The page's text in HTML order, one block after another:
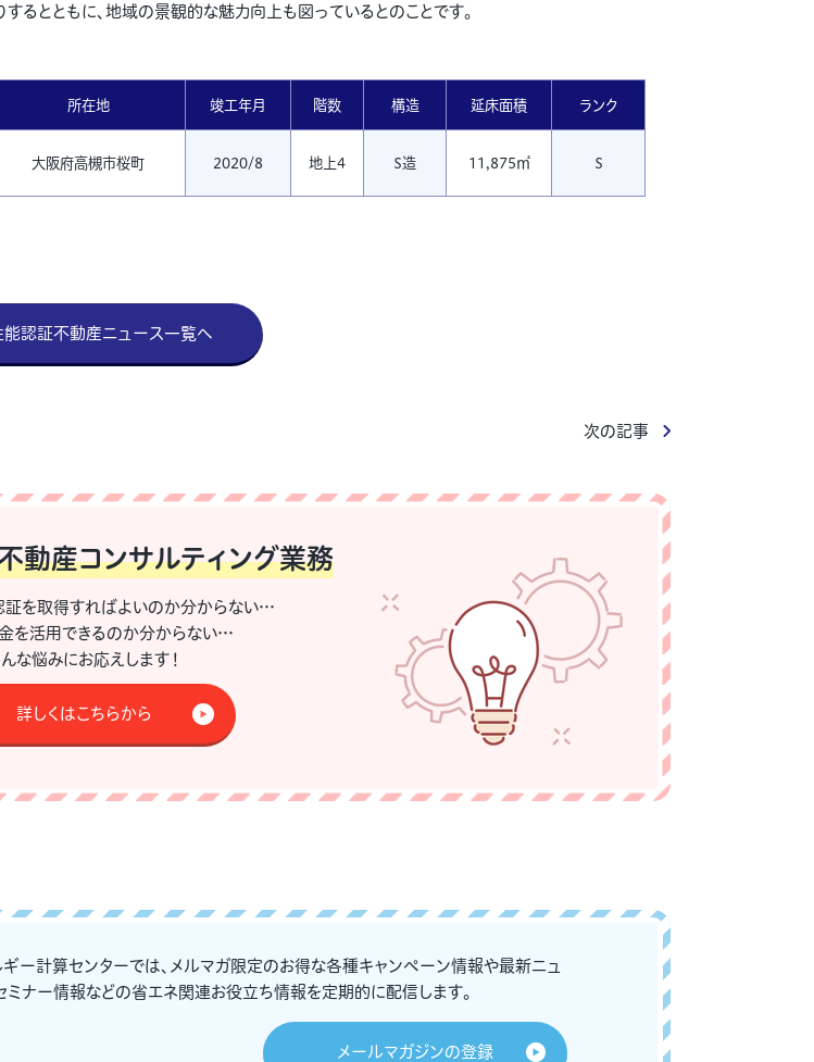
るとともに、地域の景観的な魅力向上も図っているとのことです。
所在地 竣工年月 階数 構造 延床面積 ランク
大阪府高槻市桜町 2020/8 地上4 S造 11,875㎡ S
認証不動産ニュース一覧へ
次の記事
動産コンサルティング業務
証を取得すればよいのか分からない…
を活用できるのか分からない…
な悩みにお応えします！
詳しくはこちらから
ギー計算センターでは、メルマガ限定のお得な各種キャンペーン情報や最新ニュ
ミナー情報などの省エネ関連お役立ち情報を定期的に配信します。
メールマガジンの登録